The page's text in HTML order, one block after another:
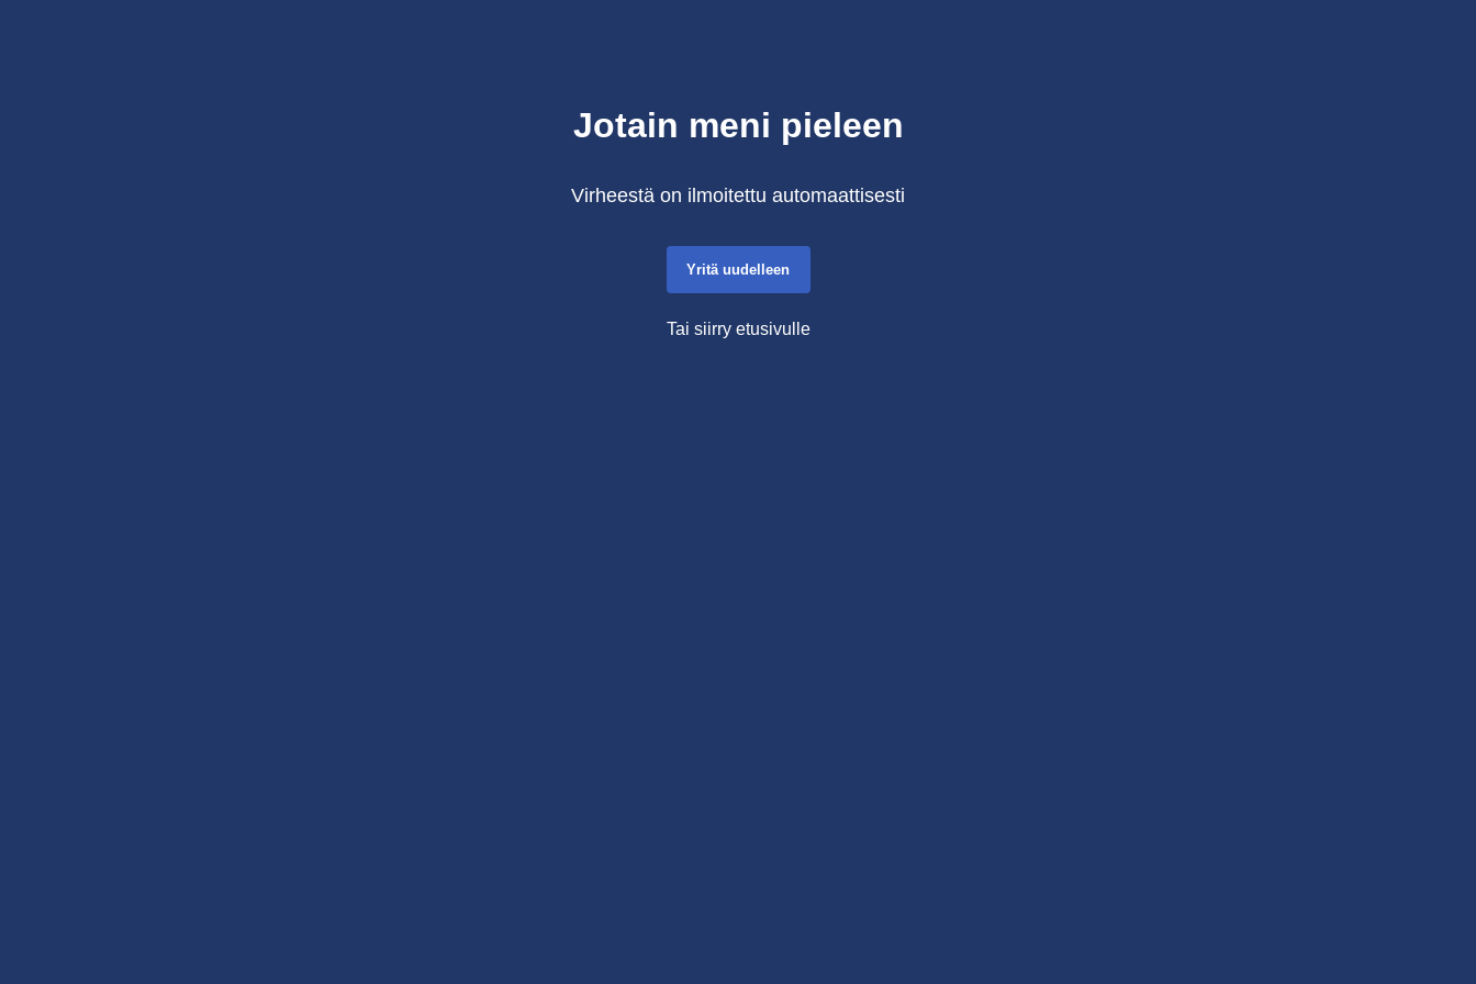
Jotain meni pieleen
Virheestä on ilmoitettu automaattisesti
Yritä uudelleen
Tai siirry etusivulle